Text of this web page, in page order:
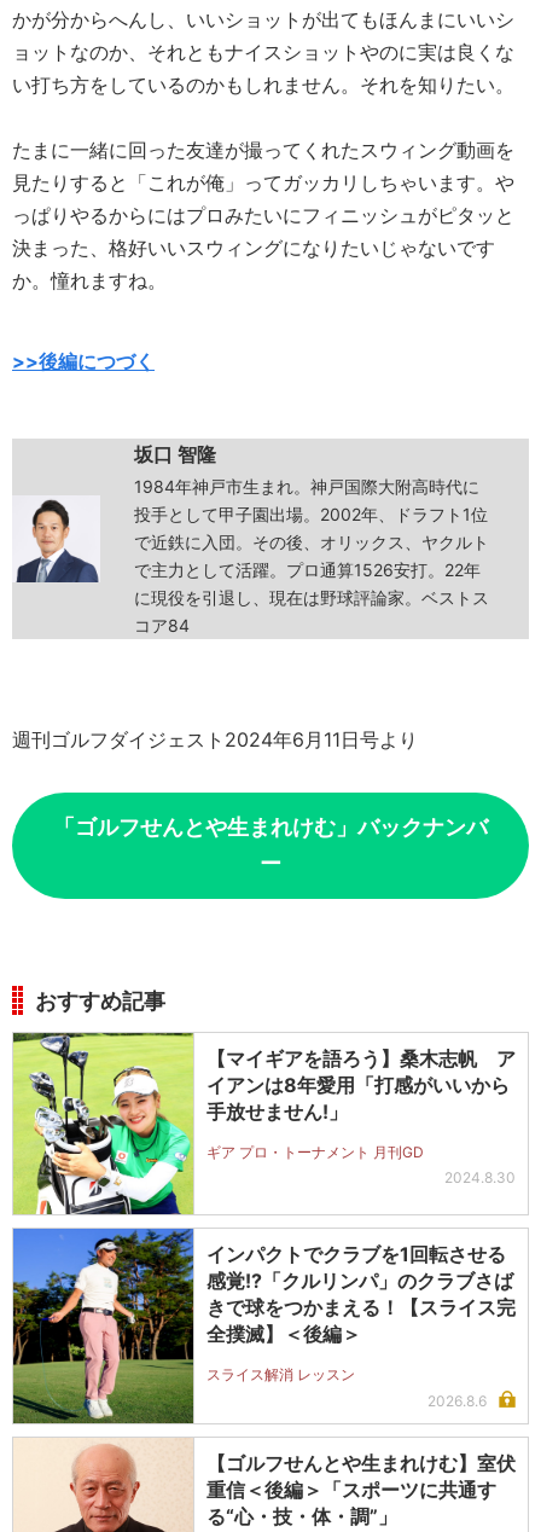
かが分からへんし、いいショットが出てもほんまにいいシ
ョットなのか、それともナイスショットやのに実は良くな
い打ち方をしているのかもしれません。それを知りたい。
たまに一緒に回った友達が撮ってくれたスウィング動画を
見たりすると「これが俺」ってガッカリしちゃいます。や
っぱりやるからにはプロみたいにフィニッシュがピタッと
決まった、格好いいスウィングになりたいじゃないです
か。憧れますね。
>>後編につづく
坂口 智隆
1984年神戸市生まれ。神戸国際大附高時代に
投手として甲子園出場。2002年、ドラフト1位
で近鉄に入団。その後、オリックス、ヤクルト
で主力として活躍。プロ通算1526安打。22年
に現役を引退し、現在は野球評論家。ベストス
コア84
週刊ゴルフダイジェスト2024年6月11日号より
「ゴルフせんとや生まれけむ」バックナンバ
ー
おすすめ記事
【マイギアを語ろう】桑木志帆 ア
イアンは8年愛用「打感がいいから
手放せません!」
ギア プロ・トーナメント 月刊GD
2024.8.30
インパクトでクラブを1回転させる
感覚!?「クルリンパ」のクラブさば
きで球をつかまえる！【スライス完
全撲滅】＜後編＞
スライス解消 レッスン
2026.8.6
【ゴルフせんとや生まれけむ】室伏
重信＜後編＞「スポーツに共通す
る“心・技・体・調”」